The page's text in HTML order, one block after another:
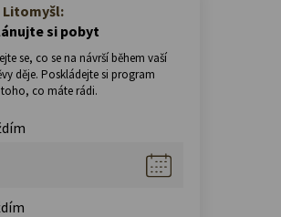
Litomyšl:
si pobyt
se, co se na návrší během vaší
děje. Poskládejte si program
co máte rádi.